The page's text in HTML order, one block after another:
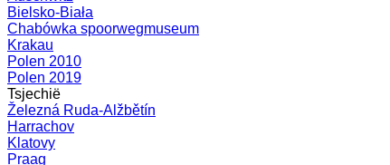
Bielsko-Biała
Chabówka spoorwegmuseum
Krakau
Polen 2010
Polen 2019
Tsjechië
Železná Ruda-Alžbětín
Harrachov
Klatovy
Praag